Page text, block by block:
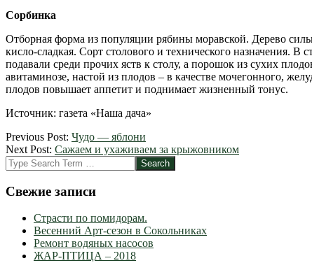
Сорбинка
Отборная форма из популяции рябины моравской. Дерево
кисло-сладкая. Сорт столового и технического назначения.
подавали среди прочих яств к столу, а порошок из сухих
авитаминозе, настой из плодов – в качестве мочегонного,
плодов повышает аппетит и поднимает жизненный тонус.
Источник: газета «Наша дача»
2012-
03-
26
Previous Post: Чудо — яблони
Next Post: Сажаем и ухаживаем за крыжовником
Search
Свежие записи
Страсти по помидорам.
Весенний Арт-сезон в Сокольниках
Ремонт водяных насосов
ЖАР-ПТИЦА – 2018